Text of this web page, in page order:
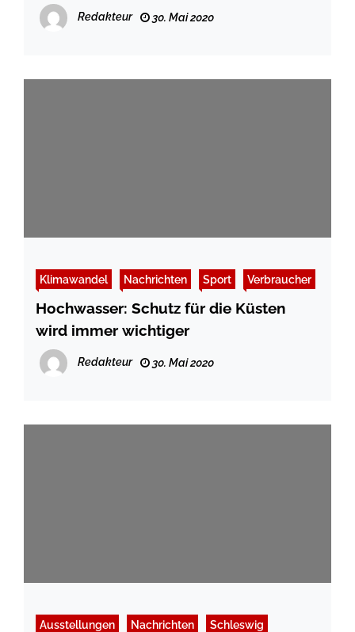
Redakteur 30. Mai 2020
Klimawandel Nachrichten Sport Verbraucher
Hochwasser: Schutz für die Küsten
wird immer wichtiger
Redakteur 30. Mai 2020
Ausstellungen Nachrichten Schleswig